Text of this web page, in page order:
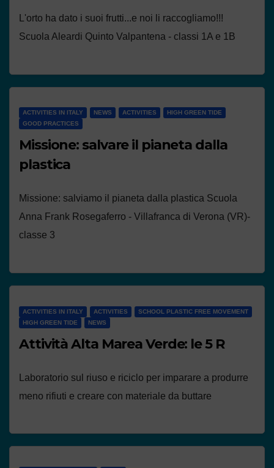
L'orto ha dato i suoi frutti...e noi li raccogliamo!!!
Scuola Aleardi Quinto Valpantena - classi 1A e 1B
ACTIVITIES IN ITALY NEWS ACTIVITIES
HIGH GREEN TIDE
GOOD PRACTICES
Missione: salvare il pianeta dalla
plastica
Missione: salviamo il pianeta dalla plastica Scuola
Anna Frank Rosegaferro - Villafranca di Verona (VR)-
classe 3
ACTIVITIES IN ITALY ACTIVITIES
SCHOOL PLASTIC FREE MOVEMENT
HIGH GREEN TIDE
NEWS
Attività Alta Marea Verde: le 5 R
Laboratorio sul riuso e riciclo per imparare a produrre
meno rifiuti e creare con materiale da buttare